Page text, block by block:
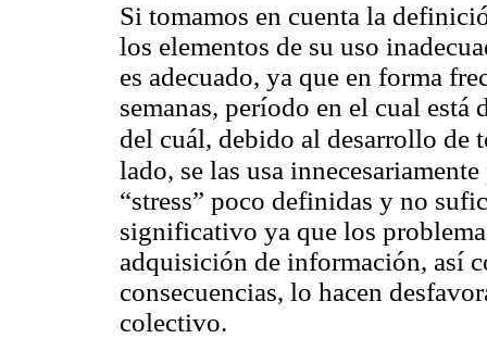
Si tomamos en cuenta la
los elementos de su uso
es adecuado, ya que en forma
semanas, período en el cual
del cuál, debido al desarrollo de
lado, se las usa
“stress” poco definidas y no
significativo ya que los
adquisición de información, así
consecuencias, lo hacen
colectivo.